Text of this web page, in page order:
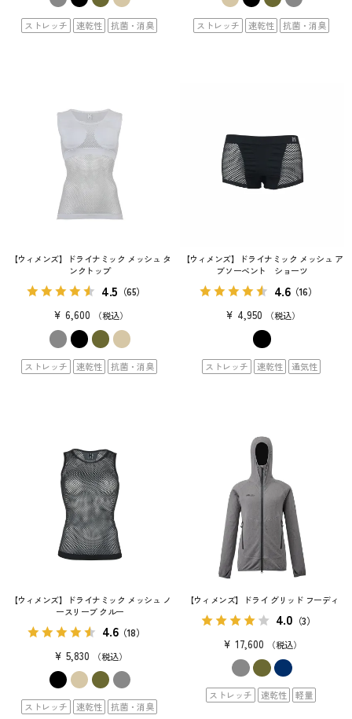
ストレッチ 速乾性 抗菌・消臭 ストレッチ 速乾性 抗菌・消臭
【ウィメンズ】ドライナミック メッシュ タ
ンクトップ
4.5 （65）
¥ 6,600 税込
ストレッチ 速乾性 抗菌・消臭
【ウィメンズ】ドライナミック メッシュ ア
ブソーベント ショーツ
4.6（16）
¥ 4,950 税込
ストレッチ 速乾性 通気性
【ウィメンズ】ドライナミック メッシュ ノ
ースリーブ クルー
4.6（18）
¥ 5,830 税込
ストレッチ 速乾性 抗菌・消臭
【ウィメンズ】ドライ グリッド フーディ
4.0 （3）
¥ 17,600 税込
ストレッチ 速乾性 軽量